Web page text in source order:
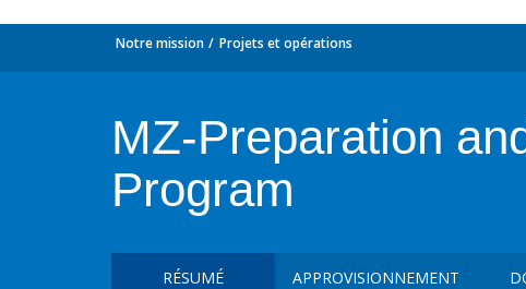
Notre mission Projets et opérations
MZ-Preparation
Program
RÉSUMÉ APPROVISIONNEMENT